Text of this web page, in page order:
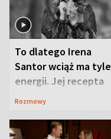
To dlatego Irena
Santor wciąż ma tyle
energii. Jej recepta
jest zaskakująco
Rozmowy